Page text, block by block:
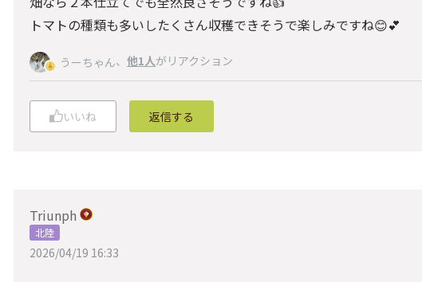
トマトの種類も多いしたくさん収穫できそうで楽しみですね😊💕
うーちゃん、 他1人がリアクション
いいね 返信する
Triunph
北陸
2026/04/19 16:33